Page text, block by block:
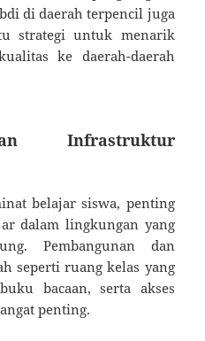
di daerah terpencil juga
strategi untuk menarik
ke daerah-daerah
Infrastruktur
belajar siswa, penting
dalam lingkungan yang
Pembangunan dan
seperti ruang kelas yang
bacaan, serta akses
penting.